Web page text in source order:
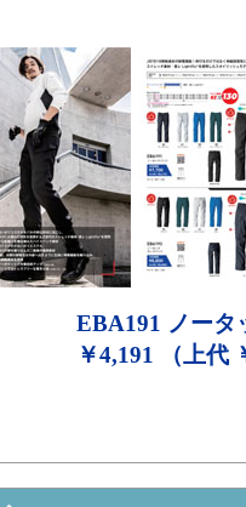
EBA191 ノータ
￥4,191 （上代